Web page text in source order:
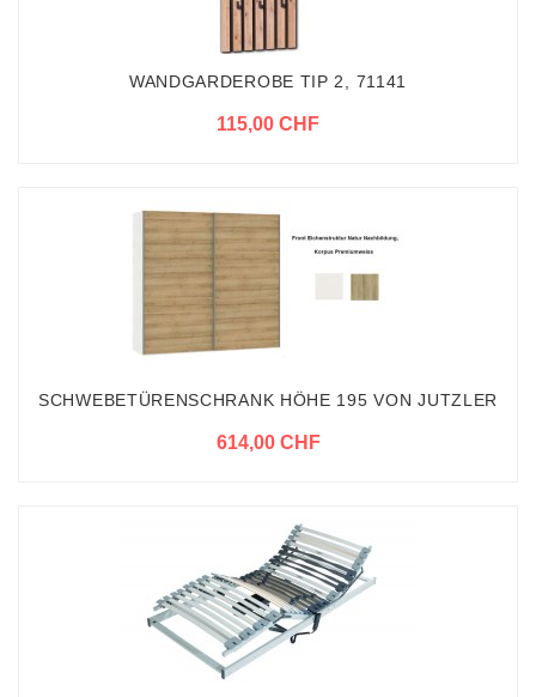
WANDGARDEROBE TIP 2, 71141
115,00 CHF
SCHWEBETÜRENSCHRANK HÖHE 195 VON JUTZLER
614,00 CHF